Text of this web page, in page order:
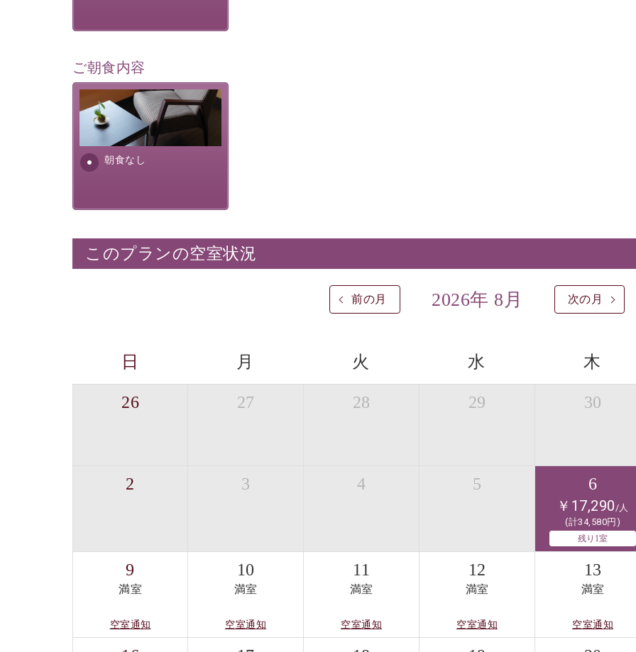
ご朝食内容
朝食なし
朝食なし。ご朝食を付ける場
合は朝食付きのプランをお選
びくださいませ。
このプランの空室状況
前の月 2026年 8月 次の月
日 月 火 水 木
26 27 28 29 30
2 3 4 5 6
￥17,290/人
(計34,580円)
残り1室
9
満室
空室通知
10
満室
空室通知
11
満室
空室通知
12
満室
空室通知
13
満室
空室通知